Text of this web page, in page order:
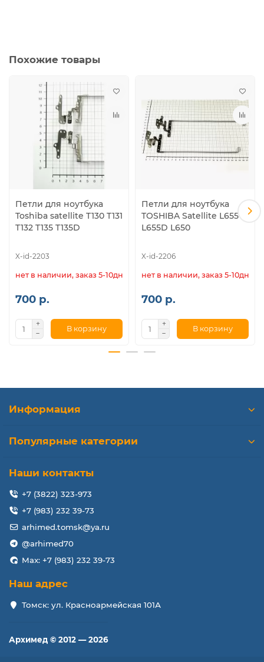
Похожие товары
Петли для ноутбука
Toshiba satellite T130 T131
T132 T135 T135D
X-id-2203
нет в наличии, заказ 5-10дн.
700 р.
В корзину
Петли для ноутбука
TOSHIBA Satellite L655
L655D L650
X-id-2206
нет в наличии, заказ 5-10дн.
700 р.
В корзину
Информация
Популярные категории
Наши контакты
+7 (3822) 323-973
+7 (983) 232 39-73
arhimed.tomsk@ya.ru
@arhimed70
Max: +7 (983) 232 39-73
Наш адрес
Томск: ул. Красноармейская 101А
Архимед © 2012 — 2026